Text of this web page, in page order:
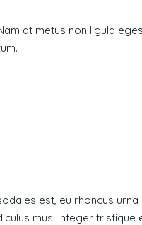
at metus non ligula
est, eu rhoncus urna
mus. Integer tristique